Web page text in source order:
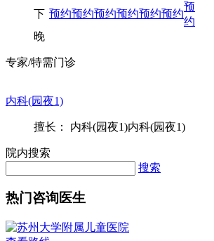
下 预约预约预约预约预约预约
预
约
晚
专家/特需门诊
内科(园夜1)
擅长： 内科(园夜1)内科(园夜1)
院内搜索
搜索
热门咨询医生